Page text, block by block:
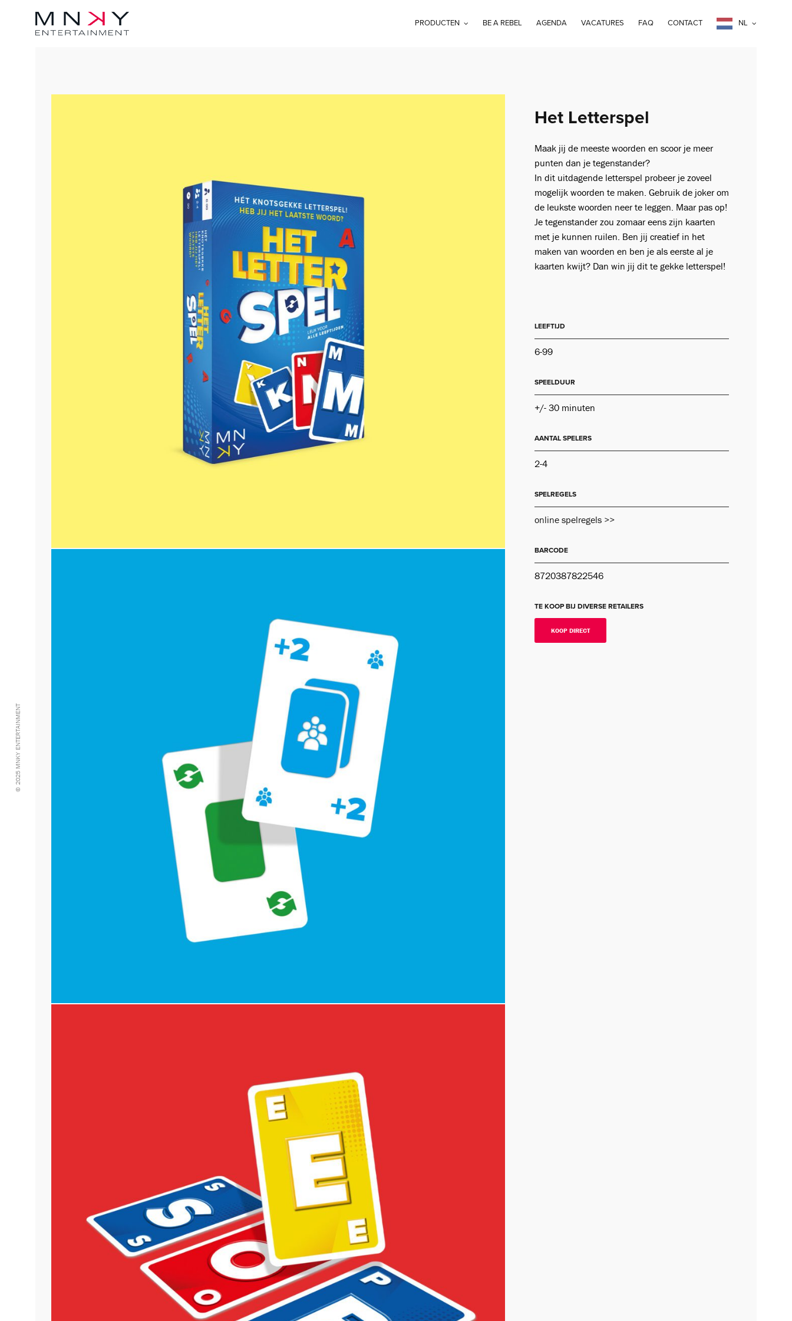
PRODUCTEN BE A REBEL AGENDA VACATURES FAQ CONTACT NL
© 2025 MNKY ENTERTAINMENT
Het Letterspel
Maak jij de meeste woorden en scoor je meer
punten dan je tegenstander?
In dit uitdagende letterspel probeer je zoveel
mogelijk woorden te maken. Gebruik de joker om
de leukste woorden neer te leggen. Maar pas op!
Je tegenstander zou zomaar eens zijn kaarten
met je kunnen ruilen. Ben jij creatief in het
maken van woorden en ben je als eerste al je
kaarten kwijt? Dan win jij dit te gekke letterspel!
LEEFTIJD
6-99
SPEELDUUR
+/- 30 minuten
AANTAL SPELERS
2-4
SPELREGELS
online spelregels >>
BARCODE
8720387822546
TE KOOP BIJ DIVERSE RETAILERS
KOOP DIRECT